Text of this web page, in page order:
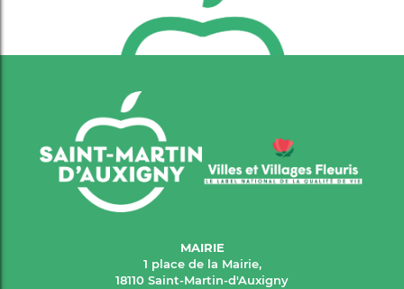
MAIRIE
1 place de la Mairie,
18110 Saint-Martin-d'Auxigny